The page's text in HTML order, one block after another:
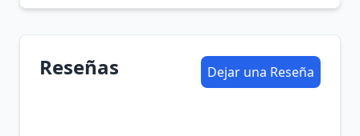
Reseñas Dejar una Reseña